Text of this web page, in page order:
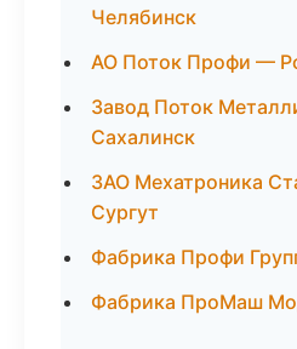
Челябинск
АО Поток Профи —
Завод Поток
Сахалинск
ЗАО Мехатроника
Сургут
Фабрика Профи
Фабрика ПроМаш